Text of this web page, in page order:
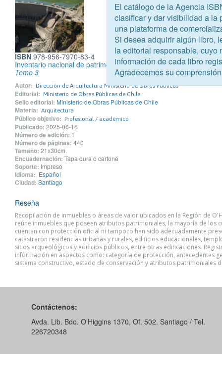
ISBN 978-956-7970-83-4
Inventario nacional de patrimonio inmueble de Chile - Región
Tomo 3
Autor: Dirección de Arquitectura Ministerio de Obras Públicas
Editorial: Ministerio de Obras Públicas de Chile
Sello editorial: Ministerio de Obras Públicas de Chile
Materia: Arquitectura
Público objetivo: Profesional / académico
Publicado: 2025-06-16
Número de edición: 1
Número de páginas: 440
Tamaño: 21x30cm.
Encuadernación: Tapa dura o cartoné
Soporte: Impreso
Idioma: Español
Ciudad: Santiago
Reseña
Recopilación de inmuebles o áreas de valor ubicados en la Región de
reúne inmuebles que poseen atributos patrimoniales, la mayoría de los
cuentan con protección oficial ni tampoco han sido adecuadamente
catastraron residencias urbanas y rurales, edificios educacionales,
sitios arqueológicos y edificios públicos, entre otras edificaciones.
información en aspectos como: categoría de protección, antecedentes
sistema constructivo, estado de conservación y atributos patrimoniales
Contáctenos:
Avda. Lib. Bdo. O'Higgins 1370, Of. 502. Santiago / Tel.
226720348
El catálogo de la Agencia
clasificar y dar visibilidad a la
una plataforma de
Si desea adquirir algún libro,
la editorial responsable, cuyo
información de cada libro
Agradecemos su